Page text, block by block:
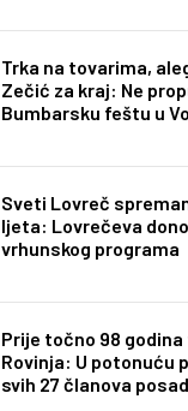
Trka na tovarima,
Zečić za kraj: Ne
Bumbarsku feštu u
Sveti Lovreč
ljeta: Lovrečeva
vrhunskog programa
Prije točno 98
Rovinja: U potonuću
svih 27 članova